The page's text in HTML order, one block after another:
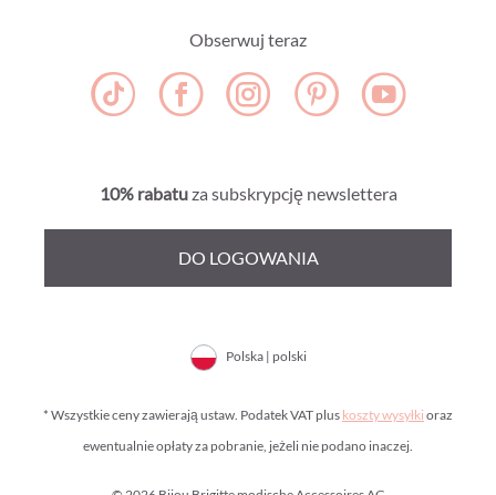
Obserwuj teraz
10% rabatuza subskrypcję newslettera
DO LOGOWANIA
Polska | polski
* Wszystkie ceny zawierają ustaw. Podatek VAT plus koszty wysyłki oraz
ewentualnie opłaty za pobranie, jeżeli nie podano inaczej.